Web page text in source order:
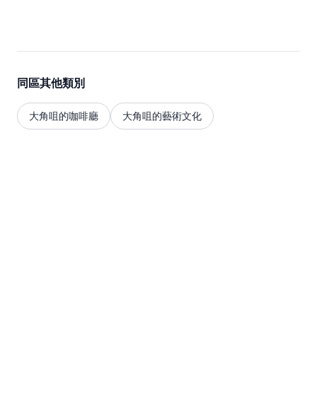
同區其他類別
大角咀的咖啡廳 大角咀的藝術文化